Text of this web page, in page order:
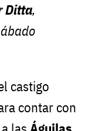
Ditta,
castigo
contar con